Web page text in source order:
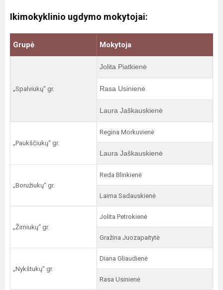
Ikimokyklinio ugdymo mokytojai:
Grupė Mokytoja
„Spalviukų“ gr.
Jolita Piatkienė
Rasa Usinienė
Laura Jaškauskienė
„Paukščiukų“ gr.
Regina Morkuvienė
Laura Jaškauskienė
„Boružiukų“ gr.
Reda Blinkienė
Laima Sadauskienė
„Žirniukų“ gr.
Jolita Petrokienė
Gražina Juozapaitytė
„Nykštukų“ gr.
Diana Gliaudienė
Rasa Usinienė